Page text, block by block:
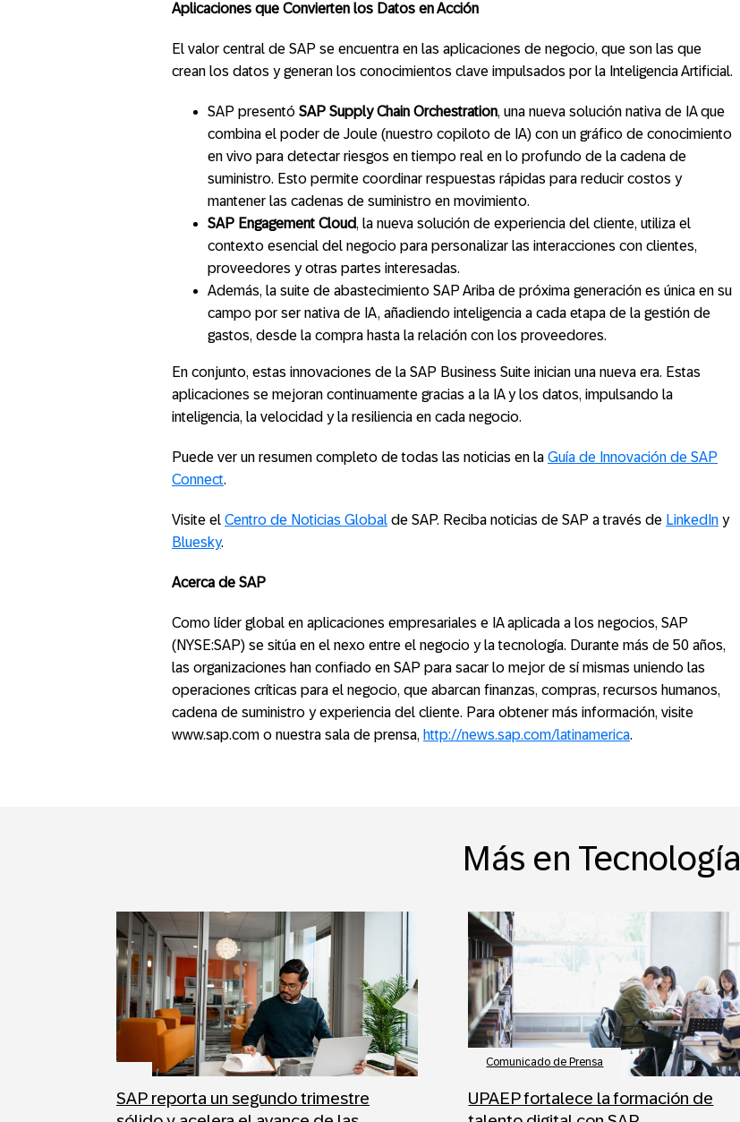
Aplicaciones que Convierten los Datos en Acción
El valor central de SAP se encuentra en las aplicaciones de negocio, que son las que
crean los datos y generan los conocimientos clave impulsados por la Inteligencia Artificial.
SAP presentó SAP Supply Chain Orchestration, una nueva solución nativa de IA que
combina el poder de Joule (nuestro copiloto de IA) con un gráfico de conocimiento
en vivo para detectar riesgos en tiempo real en lo profundo de la cadena de
suministro. Esto permite coordinar respuestas rápidas para reducir costos y
mantener las cadenas de suministro en movimiento.
SAP Engagement Cloud, la nueva solución de experiencia del cliente, utiliza el
contexto esencial del negocio para personalizar las interacciones con clientes,
proveedores y otras partes interesadas.
Además, la suite de abastecimiento SAP Ariba de próxima generación es única en su
campo por ser nativa de IA, añadiendo inteligencia a cada etapa de la gestión de
gastos, desde la compra hasta la relación con los proveedores.
En conjunto, estas innovaciones de la SAP Business Suite inician una nueva era. Estas
aplicaciones se mejoran continuamente gracias a la IA y los datos, impulsando la
inteligencia, la velocidad y la resiliencia en cada negocio.
Puede ver un resumen completo de todas las noticias en la Guía de Innovación de SAP
Connect.
Visite el Centro de Noticias Global de SAP. Reciba noticias de SAP a través de LinkedIn y
Bluesky.
Acerca de SAP
Como líder global en aplicaciones empresariales e IA aplicada a los negocios, SAP
(NYSE:SAP) se sitúa en el nexo entre el negocio y la tecnología. Durante más de 50 años,
las organizaciones han confiado en SAP para sacar lo mejor de sí mismas uniendo las
operaciones críticas para el negocio, que abarcan finanzas, compras, recursos humanos,
cadena de suministro y experiencia del cliente. Para obtener más información, visite
www.sap.com o nuestra sala de prensa, http://news.sap.com/latinamerica.
Más en Tecnología
SAP reporta un segundo trimestre
Comunicado de Prensa
UPAEP fortalece la formación de